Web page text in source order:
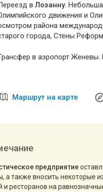
вЛозанну.
движения и
района
города, Стены
в аэропорт Женевы.
Маршрут на карте
предприятие
а также вносить некоторые
и ресторанов на